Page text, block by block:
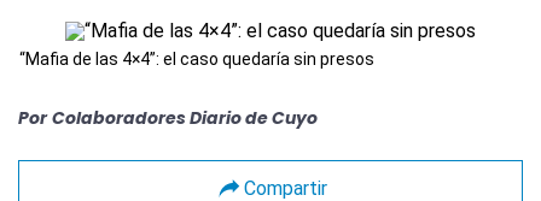
“Mafia de las 4×4”: el caso quedaría sin presos
Por Colaboradores Diario de Cuyo
Compartir